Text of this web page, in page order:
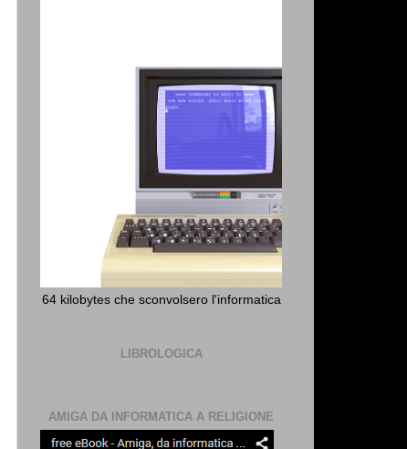
64 kilobytes che sconvolsero l'informatica
LIBROLOGICA
AMIGA DA INFORMATICA A RELIGIONE